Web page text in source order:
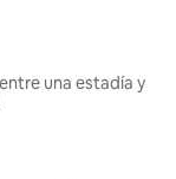
una estadía y